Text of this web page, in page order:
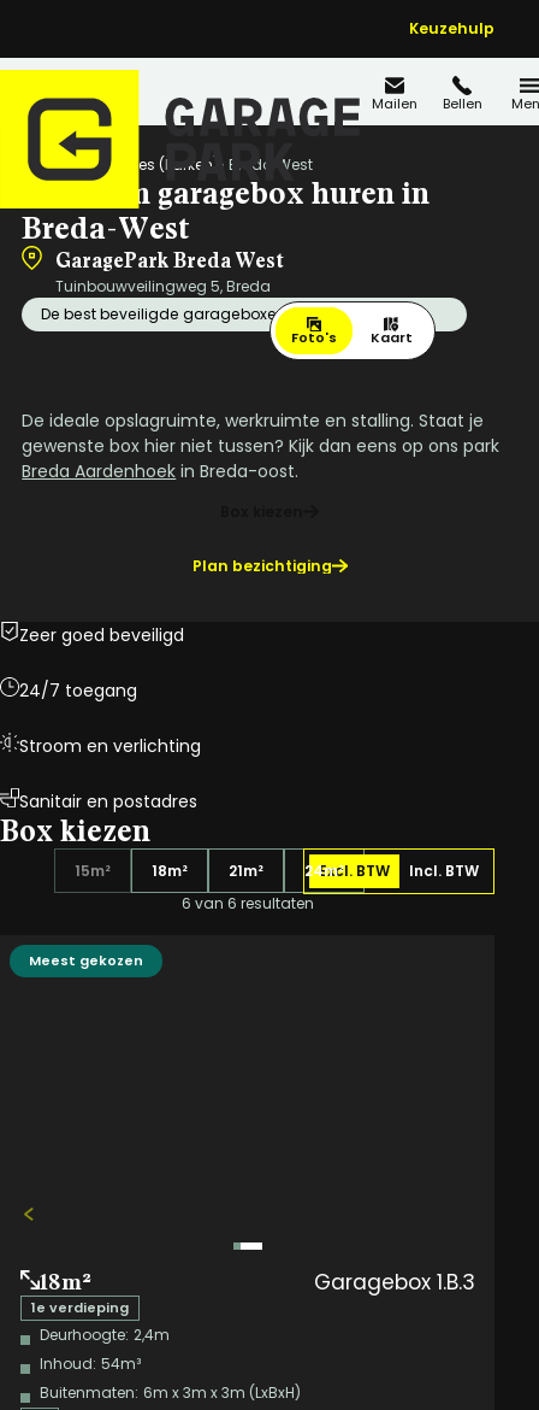
Keuzehulp
Mailen Bellen
Home Locaties (Parken) Breda West
Premium garagebox huren in
Breda-West
GaragePark Breda West
Tuinbouwveilingweg 5, Breda
De best beveiligde garageboxen van Breda!
Foto's Kaart
De ideale opslagruimte, werkruimte en stalling. Staat je
gewenste box hier niet tussen? Kijk dan eens op ons park
Breda Aardenhoek in Breda-oost.
Plan bezichtiging
Zeer goed beveiligd
24/7 toegang
Stroom en verlichting
Sanitair en postadres
Box kiezen
Excl. BTW Incl. BTW
15m² 18m² 21m²
24m²
6 van 6 resultaten
Meest gekozen
Garagebox 1.B.3
18m²
1e verdieping
Deurhoogte: 2,4m
Inhoud: 54m³
Buitenmaten: 6m x 3m x 3m (LxBxH)